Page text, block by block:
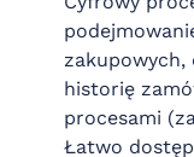
zakupowych,
historię
procesami
Łatwo